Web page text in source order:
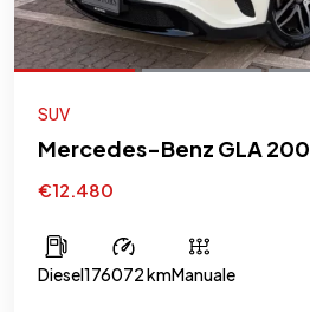
SUV
Mercedes-Benz GLA 200
€12.480
Diesel176072 kmManuale